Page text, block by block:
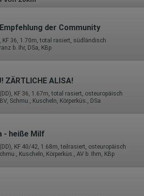
der Community
KF 36, 1.70m, total rasiert, südländisch
b. Ihr, DSa, KBp
ZÄRTLICHE ALISA!
KF 36, 1.67m, total rasiert, osteuropäisch
Schmu., Kuscheln, Körperküs., DSa
- heiße Milf
KF 40/42, 1.68m, teilrasiert, osteuropäisch
Kuscheln, Körperküs., AV b. Ihm, KBp